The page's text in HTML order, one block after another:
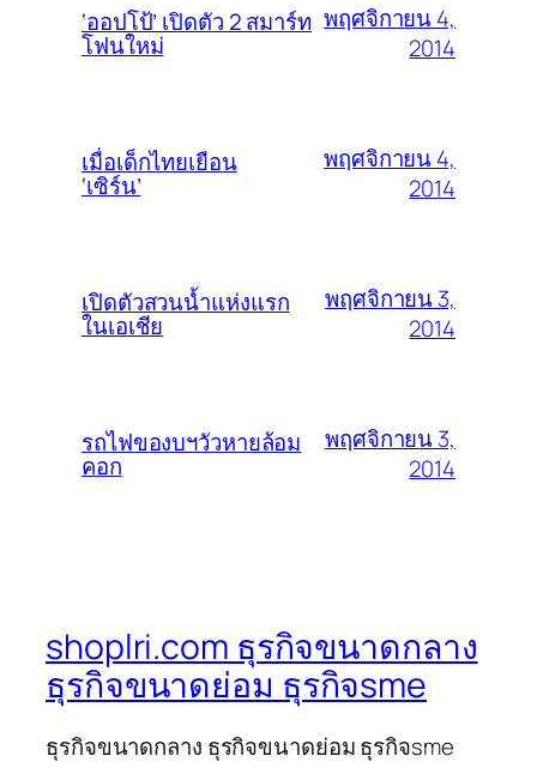
‘ออปโป้’ เปิดตัว 2 สมาร์ท
โฟนใหม่
พฤศจิกายน 4,
2014
เมื่อเด็กไทยเยือน
‘เซิร์น’
พฤศจิกายน 4,
2014
เปิดตัวสวนน้ำแห่งแรก
ในเอเชีย
พฤศจิกายน 3,
2014
รถไฟของบฯวัวหายล้อม
คอก
พฤศจิกายน 3,
2014
shoplri.com ธุรกิจขนาดกลาง
ธุรกิจขนาดย่อม ธุรกิจsme
ธุรกิจขนาดกลาง ธุรกิจขนาดย่อม ธุรกิจsme